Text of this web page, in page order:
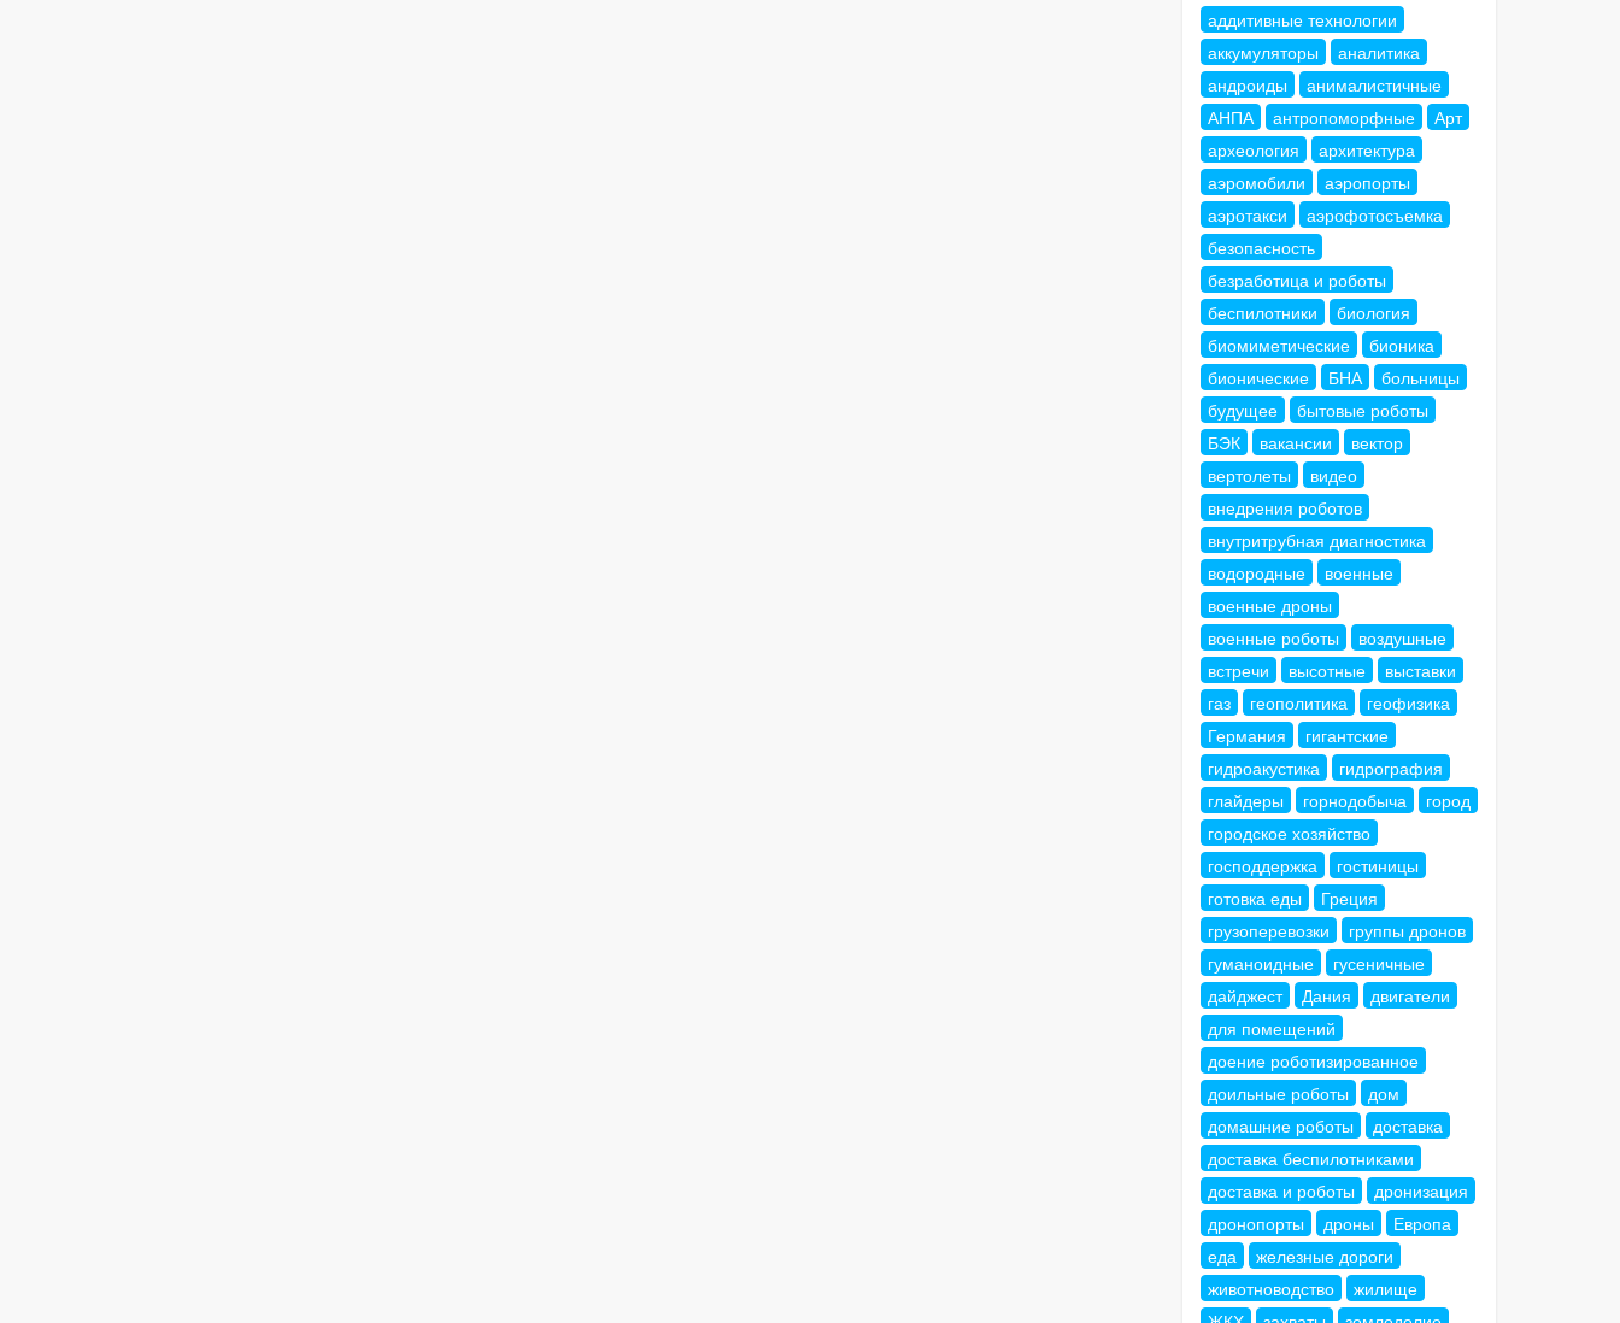
аддитивные технологии
аккумуляторы
аналитика
андроиды
анималистичные
АНПА
антропоморфные
Арт
археология
архитектура
аэромобили
аэропорты
аэротакси
аэрофотосъемка
безопасность
безработица и роботы
беспилотники
биология
биомиметические
бионика
бионические
БНА
больницы
будущее
бытовые роботы
БЭК
вакансии
вектор
вертолеты
видео
внедрения роботов
внутритрубная диагностика
водородные
военные
военные дроны
военные роботы
воздушные
встречи
высотные
выставки
газ
геополитика
геофизика
Германия
гигантские
гидроакустика
гидрография
глайдеры
горнодобыча
город
городское хозяйство
господдержка
гостиницы
готовка еды
Греция
грузоперевозки
группы дронов
гуманоидные
гусеничные
дайджест
Дания
двигатели
для помещений
доение роботизированное
доильные роботы
дом
домашние роботы
доставка
доставка беспилотниками
доставка и роботы
дронизация
дронопорты
дроны
Европа
еда
железные дороги
животноводство
жилище